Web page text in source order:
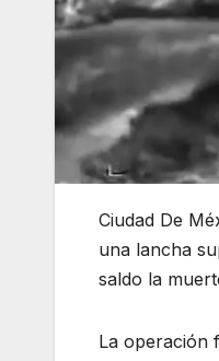
Ciudad De
una lancha
saldo la
La operación